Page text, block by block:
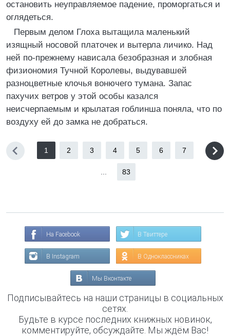
остановить неуправляемое падение, проморгаться и
оглядеться.
Первым делом Глоха вытащила маленький
изящный носовой платочек и вытерла личико. Над
ней по-прежнему нависала безобразная и злобная
физиономия Тучной Королевы, выдувавшей
разноцветные клочья вонючего тумана. Запас
пахучих ветров у этой особы казался
неисчерпаемым и крылатая гоблинша поняла, что по
воздуху ей до замка не добраться.
1 2 3 4 5 6 7
83
На Facebook В Твиттере
В Instagram В Одноклассниках
Мы Вконтакте
Подписывайтесь на наши страницы в социальных
сетях.
Будьте в курсе последних книжных новинок,
комментируйте, обсуждайте. Мы ждём Вас!